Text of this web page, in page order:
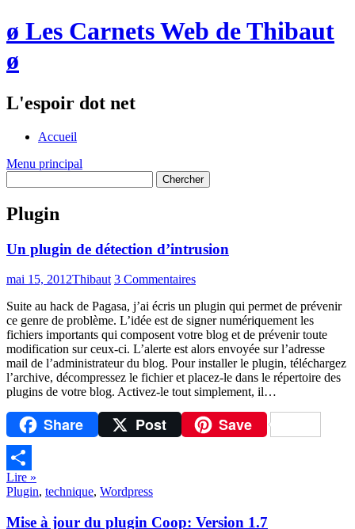
ø Les Carnets Web de Thibaut
ø
L'espoir dot net
Accueil
Menu principal
Plugin
Un plugin de détection d’intrusion
mai 15, 2012Thibaut 3 Commentaires
Suite au hack de Pagasa, j’ai écris un plugin qui permet de prévenir
ce genre de problème. L’idée est de signer numériquement les
fichiers importants qui composent votre blog et de prévenir toute
modification sur ceux-ci. L’alerte est alors envoyée sur l’adresse
mail de l’administrateur du blog. Pour installer le plugin, téléchargez
l’archive, décompressez le fichier et placez-le dans le répertoire des
plugins de votre blog. Activez-le tout simplement, il…
Share Post Save
Partager
Lire »
Plugin, technique, Wordpress
Mise à jour du plugin Coop: Version 1.7